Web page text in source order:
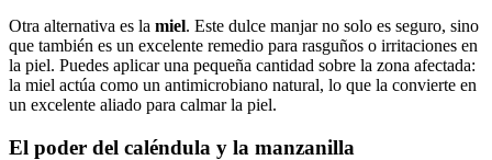
Otra alternativa es la miel. Este dulce manjar no solo es seguro, sino
que también es un excelente remedio para rasguños o irritaciones en
la piel. Puedes aplicar una pequeña cantidad sobre la zona afectada:
la miel actúa como un antimicrobiano natural, lo que la convierte en
un excelente aliado para calmar la piel.
El poder del caléndula y la manzanilla